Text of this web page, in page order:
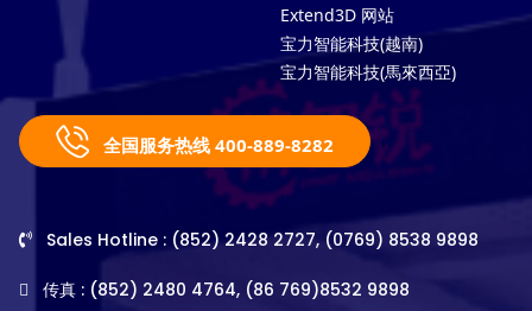
Extend3D 网站
宝力智能科技(越南)
宝力智能科技(馬來西亞)
全国服务热线 400-889-8282
Sales Hotline : (852) 2428 2727, (0769) 8538 9898
传真 : (852) 2480 4764, (86 769)8532 9898